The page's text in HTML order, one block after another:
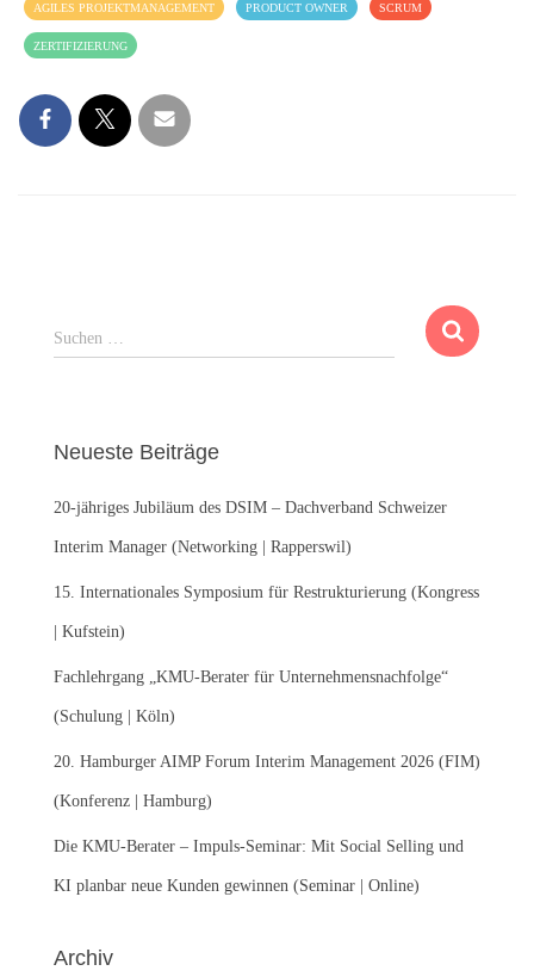
AGILES PROJEKTMANAGEMENT PRODUCT OWNER SCRUM
ZERTIFIZIERUNG
S
u
n
a
c
:
Suchen …
Neueste Beiträge
20-jähriges Jubiläum des DSIM – Dachverband Schweizer
Interim Manager (Networking | Rapperswil)
15. Internationales Symposium für Restrukturierung (Kongress
| Kufstein)
Fachlehrgang „KMU-Berater für Unternehmensnachfolge“
(Schulung | Köln)
20. Hamburger AIMP Forum Interim Management 2026 (FIM)
(Konferenz | Hamburg)
Die KMU-Berater – Impuls-Seminar: Mit Social Selling und
KI planbar neue Kunden gewinnen (Seminar | Online)
Archiv